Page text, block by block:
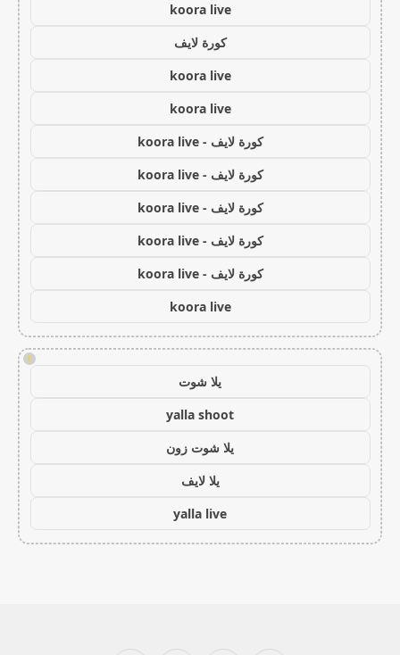
koora live
كورة لايف
koora live
koora live
كورة لايف - koora live
كورة لايف - koora live
كورة لايف - koora live
كورة لايف - koora live
كورة لايف - koora live
koora live
!
يلا شوت
yalla shoot
يلا شوت زون
يلا لايف
yalla live